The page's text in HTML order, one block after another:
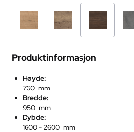
Produktinformasjon
Høyde:
760 mm
Bredde:
950 mm
Dybde:
1600 - 2600 mm